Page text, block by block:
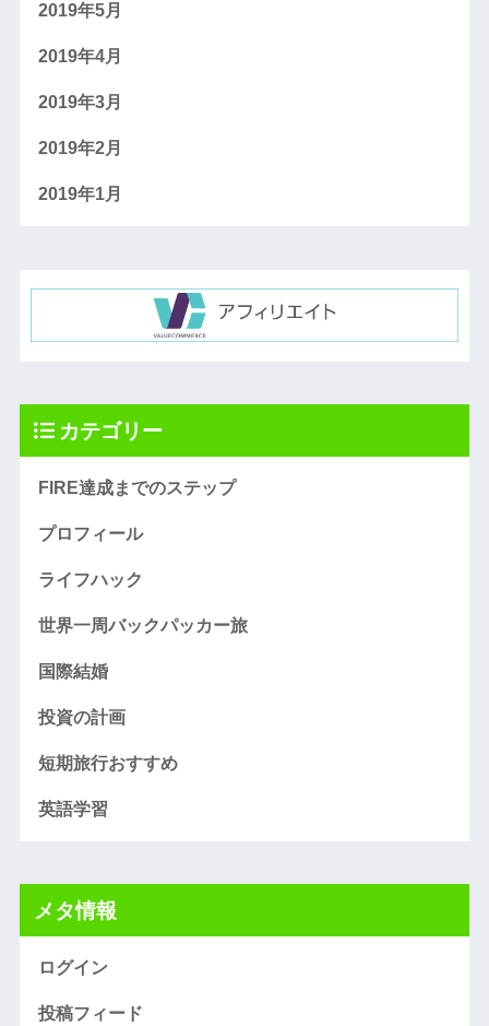
2019年5月
2019年4月
2019年3月
2019年2月
2019年1月
カテゴリー
FIRE達成までのステップ
プロフィール
ライフハック
世界一周バックパッカー旅
国際結婚
投資の計画
短期旅行おすすめ
英語学習
メタ情報
ログイン
投稿フィード